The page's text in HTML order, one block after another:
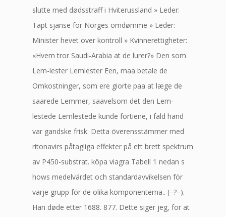
slutte med dødsstraff i Hviterussland » Leder:
Tapt sjanse for Norges omdømme » Leder:
Minister hevet over kontroll » Kvinnerettigheter:
«Hvem tror Saudi-Arabia at de lurer?» Den som
Lem-lester Lemlester Een, maa betale de
Omkostninger, som ere giorte paa at læge de
saarede Lemmer, saavelsom det den Lem-
lestede Lemlestede kunde fortiene, i fald hand
var gandske frisk. Detta överensstämmer med
ritonavirs påtagliga effekter på ett brett spektrum
av P450-substrat. köpa viagra Tabell 1 nedan s
hows medelvärdet och standardavvikelsen för
varje grupp för de olika komponenterna.. (–?–).
Han døde etter 1688. 877. Dette siger jeg, for at